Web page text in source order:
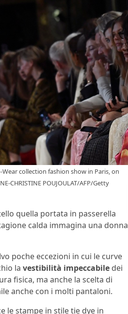
collection fashion show in Paris, on
CHRISTINE POUJOULAT/AFP/Getty
quella portata in passerella
calda immagina una donna
poche eccezioni in cui le curve
la vestibilità impeccabile dei
fisica, ma anche la scelta di
anche con i molti pantaloni.
le stampe in stile tie dye in